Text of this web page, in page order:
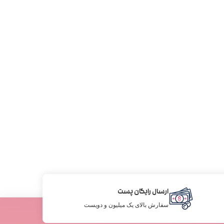
ارسال رایگان پست
سفارش بالای یک میلیون و دویست